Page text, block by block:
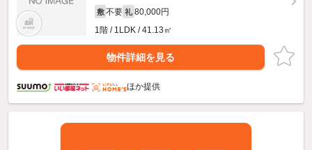
敷 不要 礼 80,000円
1階 / 1LDK / 41.13㎡
物件詳細を見る
ほか提供